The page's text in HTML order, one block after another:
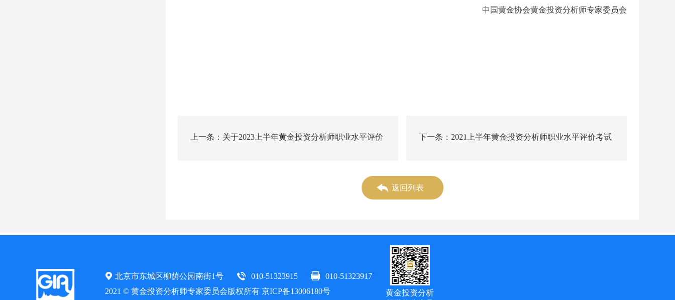
中国黄金协会黄金投资分析师专家委员会
上一条：关于2023上半年黄金投资分析师职业水平评价 下一条：2021上半年黄金投资分析师职业水平评价考试
返回列表
北京市东城区柳荫公园南街1号 010-51323915
010-51323917
2021 © 黄金投资分析师专家委员会版权所有 京ICP备13006180号
黄金投资分析